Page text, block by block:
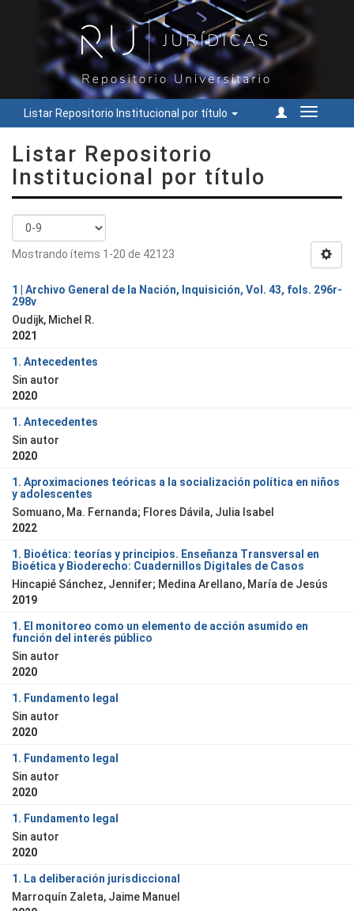
Listar Repositorio Institucional por título
Cambiar
Listar Repositorio
Institucional por título
Mostrando ítems 1-20 de 42123
1 | Archivo General de la Nación, Inquisición, Vol. 43, fols. 296r-
298v
Oudijk, Michel R.
2021
1. Antecedentes
Sin autor
2020
1. Antecedentes
Sin autor
2020
1. Aproximaciones teóricas a la socialización política en niños
y adolescentes
Somuano, Ma. Fernanda; Flores Dávila, Julia Isabel
2022
1. Bioética: teorías y principios. Enseñanza Transversal en
Bioética y Bioderecho: Cuadernillos Digitales de Casos
Hincapié Sánchez, Jennifer; Medina Arellano, María de Jesús
2019
1. El monitoreo como un elemento de acción asumido en
función del interés público
Sin autor
2020
1. Fundamento legal
Sin autor
2020
1. Fundamento legal
Sin autor
2020
1. Fundamento legal
Sin autor
2020
1. La deliberación jurisdiccional
Marroquín Zaleta, Jaime Manuel